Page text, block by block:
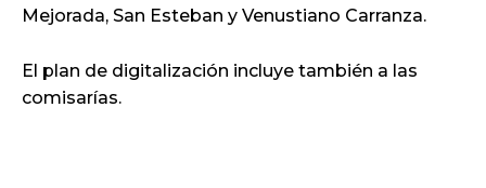
Mejorada, San Esteban y Venustiano Carranza.
El plan de digitalización incluye también a las
comisarías.